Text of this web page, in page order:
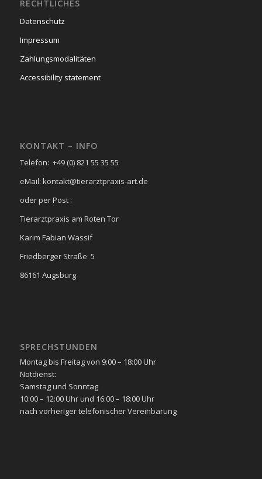
RECHTLICHES
Datenschutz
Impressum
Zahlungsmodalitäten
Accessibility statement
KONTAKT – INFO
Telefon: +49 (0) 821 55 35 55
eMail: kontakt@tierarztpraxis-art.de
oder per Post :
Tierarztpraxis am Roten Tor
Karim Fabian Wassif
Friedberger Straße 5
86161 Augsburg
SPRECHSTUNDEN
Montag bis Freitag von 9:00 – 18:00 Uhr
Notdienst:
Samstag und Sonntag
10:00 – 12:00 Uhr und 16:00 – 18:00 Uhr
nach vorheriger telefonischer Vereinbarung